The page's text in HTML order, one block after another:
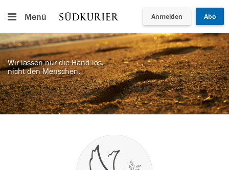
Menü Anmelden Abo
Wir lassen nur die Hand los,
nicht den Menschen.